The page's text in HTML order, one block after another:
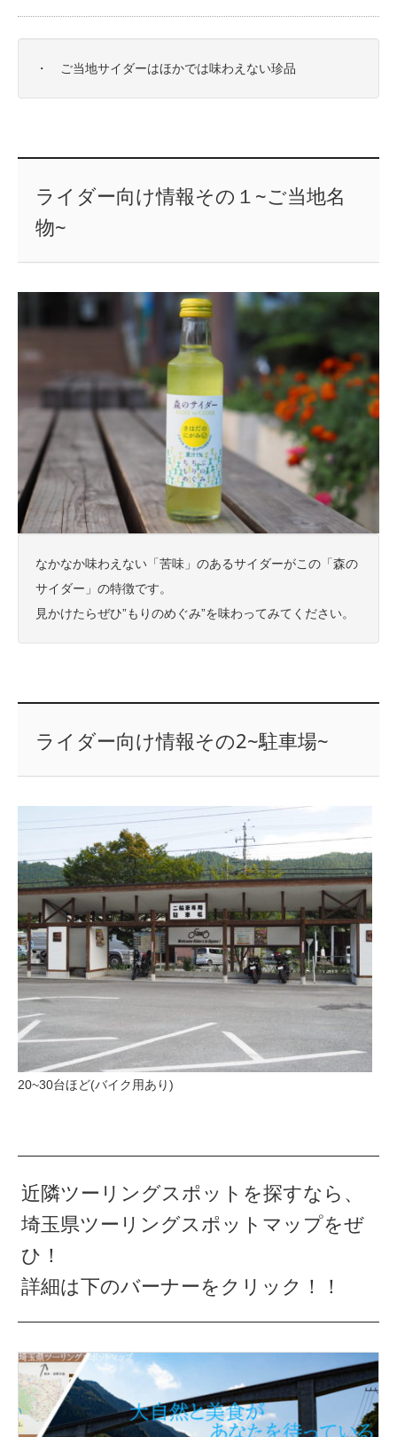
・ ご当地サイダーはほかでは味わえない珍品
ライダー向け情報その１~ご当地名
物~
なかなか味わえない「苦味」のあるサイダーがこの「森の
サイダー」の特徴です。
見かけたらぜひ”もりのめぐみ”を味わってみてください。
ライダー向け情報その2~駐車場~
20~30台ほど(バイク用あり)
近隣ツーリングスポットを探すなら、
埼玉県ツーリングスポットマップをぜ
ひ！
詳細は下のバーナーをクリック！！